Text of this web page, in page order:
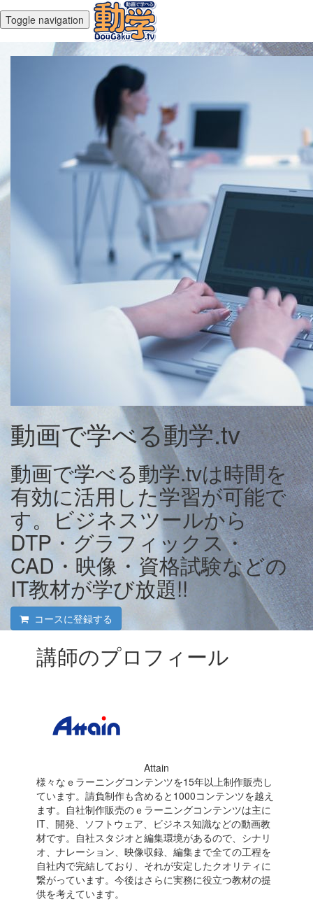
Toggle navigation
動画で学べる動学.tv
動画で学べる動学.tvは時間を
有効に活用した学習が可能で
す。ビジネスツールから
DTP・グラフィックス・
CAD・映像・資格試験などの
IT教材が学び放題!!
コースに登録する
講師のプロフィール
Attain
様々なｅラーニングコンテンツを15年以上制作販売し
ています。請負制作も含めると1000コンテンツを越え
ます。自社制作販売のｅラーニングコンテンツは主に
IT、開発、ソフトウェア、ビジネス知識などの動画教
材です。自社スタジオと編集環境があるので、シナリ
オ、ナレーション、映像収録、編集まで全ての工程を
自社内で完結しており、それが安定したクオリティに
繋がっています。今後はさらに実務に役立つ教材の提
供を考えています。